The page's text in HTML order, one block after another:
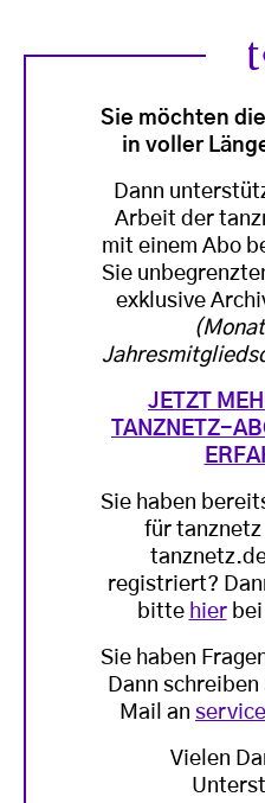
Sie möchten
in voller
Dann
Arbeit der
mit einem Abo
Sie
exklusive
JETZT
TANZNETZ-
Sie haben
für tanznetz
registriert?
bitte hierbei
Sie haben
Dann
Mail an
Vielen